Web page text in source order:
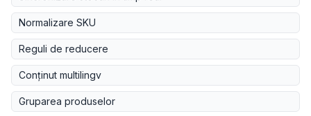
Normalizare SKU
Reguli de reducere
Conținut multilingv
Gruparea produselor